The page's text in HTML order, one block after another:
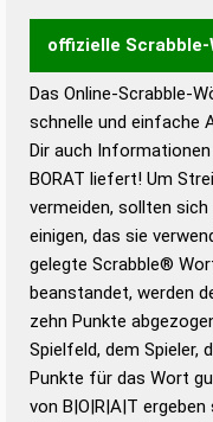
offizielle
Wortwurzel liefert
Wortanalyse-
Wortbedeutung,
Gültigkeit eines
bestimmen!
Wörterbücher sind:
Das Online-Scrabble-
schnelle und einfache
Dir auch
BORAT liefert! Um
vermeiden, sollten
einigen, das sie
gelegte Scrabble®
beanstandet, werden
zehn Punkte
Spielfeld, dem Spieler,
Punkte für das Wort
von B|O|R|A|T